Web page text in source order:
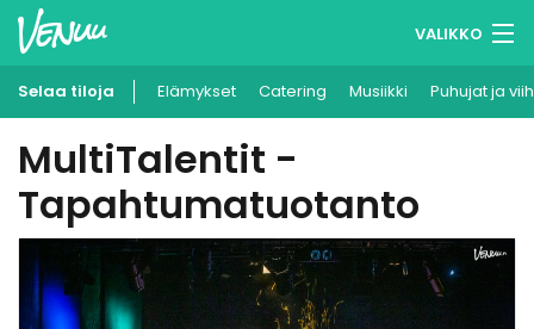
VALIKKO
Muistilistasi
Kirjaudu
Suomi
Ilmoita kohteesi
Selaa tiloja Elämykset Catering Musiikki Puhujat ja
MultiTalentit -
Tapahtumatuotanto